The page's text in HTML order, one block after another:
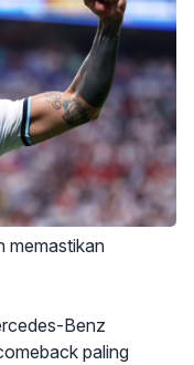
memastikan
Benz
paling